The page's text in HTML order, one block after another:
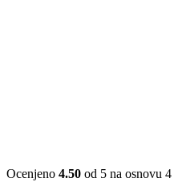
Ocenjeno 4.50 od 5 na osnovu 4